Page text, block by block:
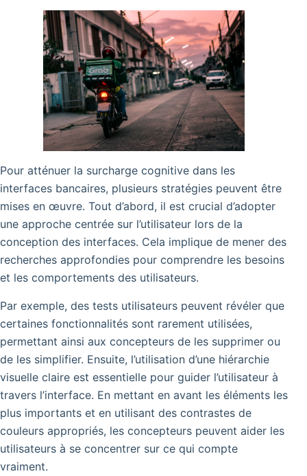
Pour atténuer la surcharge cognitive dans les
interfaces bancaires, plusieurs stratégies peuvent être
mises en œuvre. Tout d’abord, il est crucial d’adopter
une approche centrée sur l’utilisateur lors de la
conception des interfaces. Cela implique de mener des
recherches approfondies pour comprendre les besoins
et les comportements des utilisateurs.
Par exemple, des tests utilisateurs peuvent révéler que
certaines fonctionnalités sont rarement utilisées,
permettant ainsi aux concepteurs de les supprimer ou
de les simplifier. Ensuite, l’utilisation d’une hiérarchie
visuelle claire est essentielle pour guider l’utilisateur à
travers l’interface. En mettant en avant les éléments les
plus importants et en utilisant des contrastes de
couleurs appropriés, les concepteurs peuvent aider les
utilisateurs à se concentrer sur ce qui compte
vraiment.